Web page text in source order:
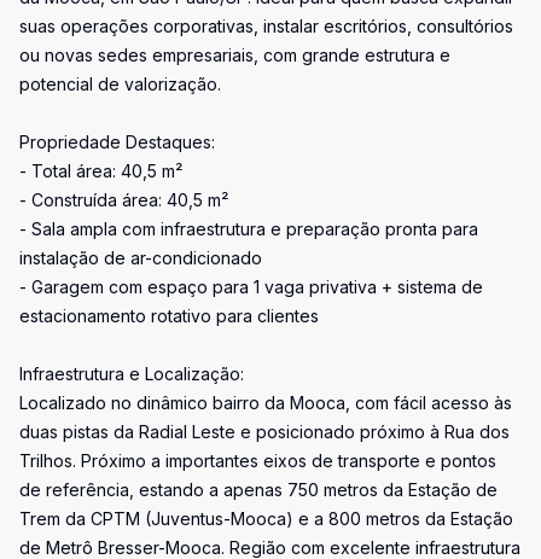
suas operações corporativas, instalar escritórios, consultórios
ou novas sedes empresariais, com grande estrutura e
potencial de valorização.
Propriedade Destaques:
- Total área: 40,5 m²
- Construída área: 40,5 m²
- Sala ampla com infraestrutura e preparação pronta para
instalação de ar-condicionado
- Garagem com espaço para 1 vaga privativa + sistema de
estacionamento rotativo para clientes
Infraestrutura e Localização:
Localizado no dinâmico bairro da Mooca, com fácil acesso às
duas pistas da Radial Leste e posicionado próximo à Rua dos
Trilhos. Próximo a importantes eixos de transporte e pontos
de referência, estando a apenas 750 metros da Estação de
Trem da CPTM (Juventus-Mooca) e a 800 metros da Estação
de Metrô Bresser-Mooca. Região com excelente infraestrutura